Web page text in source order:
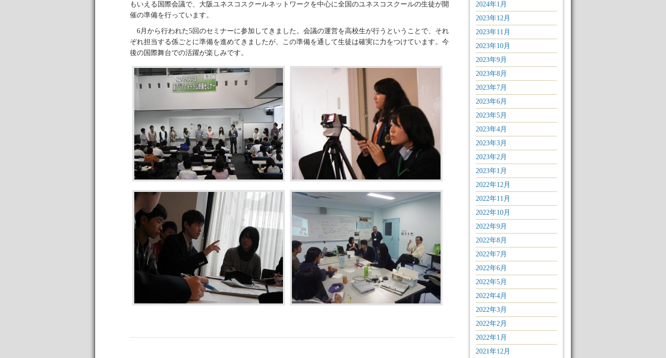
もいえる国際会議で、大阪ユネスコスクールネットワークを中心に全国のユネスコスクールの生徒が開
催の準備を行っています。
6月から行われた5回のセミナーに参加してきました。会議の運営を高校生が行うということで、それ
ぞれ担当する係ごとに準備を進めてきましたが、この準備を通して生徒は確実に力をつけています。今
後の国際舞台での活躍が楽しみです。
2024年1月
2023年12月
2023年11月
2023年10月
2023年9月
2023年8月
2023年7月
2023年6月
2023年5月
2023年4月
2023年3月
2023年2月
2023年1月
2022年12月
2022年11月
2022年10月
2022年9月
2022年8月
2022年7月
2022年6月
2022年5月
2022年4月
2022年3月
2022年2月
2022年1月
2021年12月